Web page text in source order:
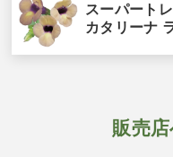
スーパート
カタリーナ
販売